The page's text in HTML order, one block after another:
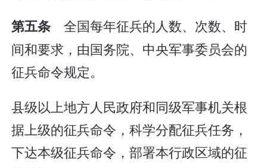
第五条 全国每年征兵的人数、次数、时
间和要求，由国务院、中央军事委员会的
征兵命令规定。
县级以上地方人民政府和同级军事机关根
据上级的征兵命令，科学分配征兵任务，
下达本级征兵命令，部署本行政区域的征